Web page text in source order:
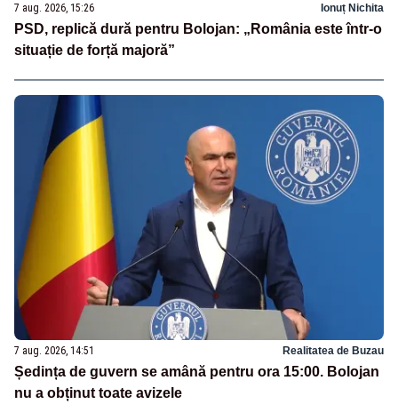
7 aug. 2026, 15:26 Ionuț Nichita
PSD, replică dură pentru Bolojan: „România este într-o
situație de forță majoră”
7 aug. 2026, 14:51 Realitatea de Buzau
Ședința de guvern se amână pentru ora 15:00. Bolojan
nu a obținut toate avizele